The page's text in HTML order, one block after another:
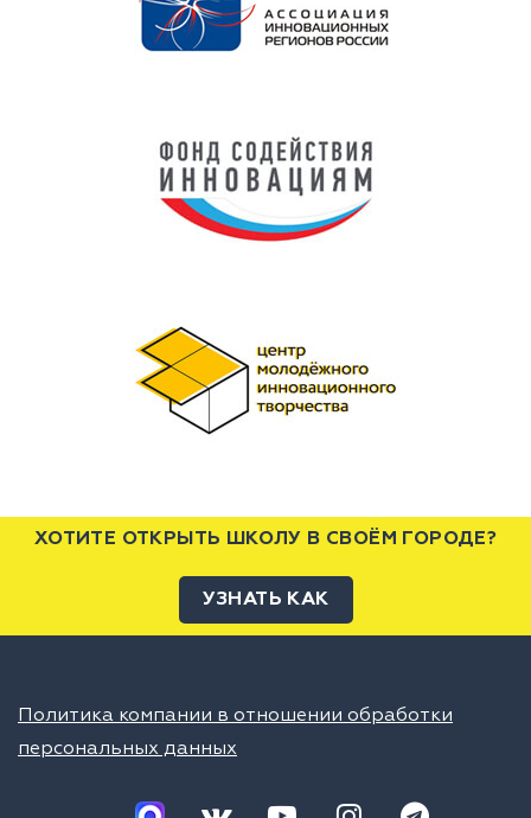
ХОТИТЕ ОТКРЫТЬ ШКОЛУ В СВОЁМ ГОРОДЕ?
УЗНАТЬ КАК
Политика компании в отношении обработки
персональных данных